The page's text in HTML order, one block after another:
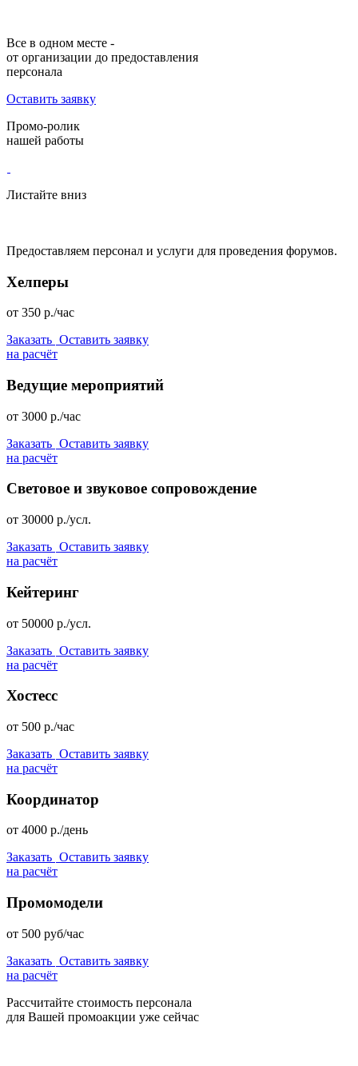
Все в одном месте -
от организации до предоставления
персонала
Оставить заявку
Промо-ролик
нашей работы
Листайте вниз
Предоставляем персонал и услуги для проведения форумов.
Хелперы
от 350 р./час
Заказать Оставить заявку
на расчёт
Ведущие мероприятий
от 3000 р./час
Заказать Оставить заявку
на расчёт
Световое и звуковое сопровождение
от 30000 р./усл.
Заказать Оставить заявку
на расчёт
Кейтеринг
от 50000 р./усл.
Заказать Оставить заявку
на расчёт
Хостесс
от 500 р./час
Заказать Оставить заявку
на расчёт
Координатор
от 4000 р./день
Заказать Оставить заявку
на расчёт
Промомодели
от 500 руб/час
Заказать Оставить заявку
на расчёт
Рассчитайте стоимость персонала
для Вашей промоакции уже сейчас